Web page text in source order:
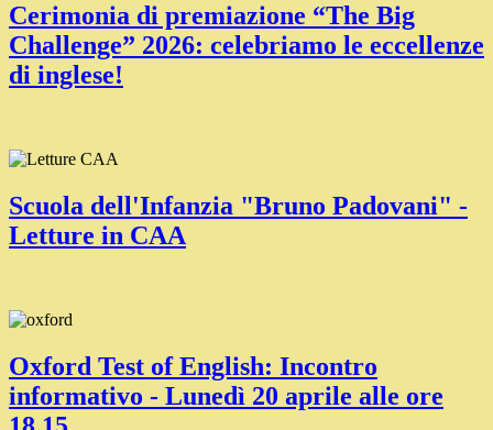
Cerimonia di premiazione “The Big
Challenge” 2026: celebriamo le eccellenze
di inglese!
Scuola dell'Infanzia "Bruno Padovani" -
Letture in CAA
Oxford Test of English: Incontro
informativo - Lunedì 20 aprile alle ore